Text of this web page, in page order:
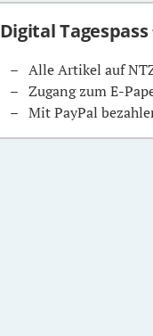
Digital Tagespass
Alle Artikel auf
Zugang zum E-
Mit PayPal